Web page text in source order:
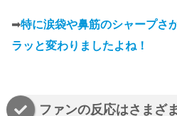
➡特に涙袋や鼻筋のシャープさ
ラッと変わりましたよね！
ファンの反応はさまざ